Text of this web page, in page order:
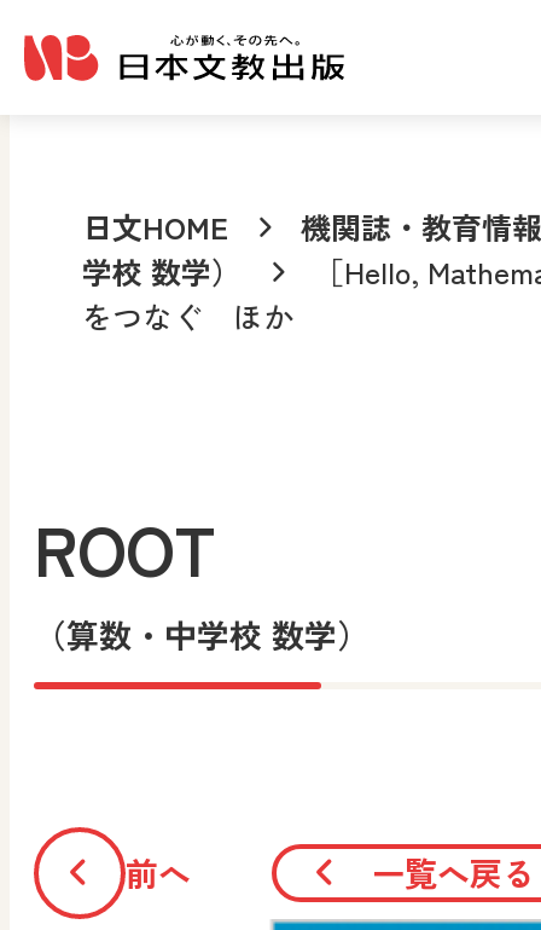
日文HOME
機関誌・教育情報
学校 数学）
［Hello,
をつなぐ ほか
ROOT
（算数・中学校 数学）
前へ 一覧へ戻る